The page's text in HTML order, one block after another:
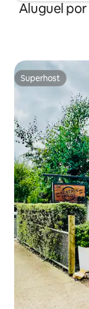
Aluguel
Superhost
Superhost